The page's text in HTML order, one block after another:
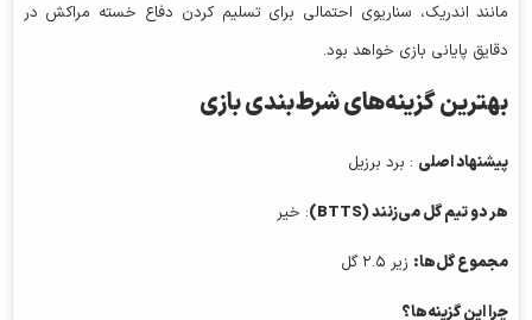
مانند اندریک، سناریوی احتمالی برای تسلیم کردن دفاع خسته مراکش در
دقایق پایانی بازی خواهد بود.
بهترین گزینه‌های شرط‌بندی بازی
پیشنهاد اصلی : برد برزیل
هر دو تیم گل می‌زنند (BTTS) : خیر
مجموع گل‌ها: زیر ۲.۵ گل
چرا این گزینه‌ها؟